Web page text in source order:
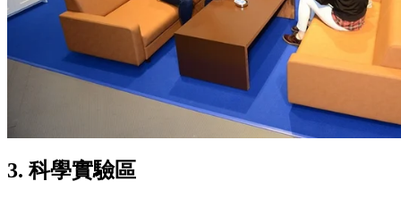
3. 科學實驗區